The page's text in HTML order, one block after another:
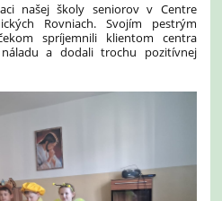
našej školy seniorov v Centre
Rovniach. Svojím pestrým
spríjemnili klientom centra
a dodali trochu pozitívnej